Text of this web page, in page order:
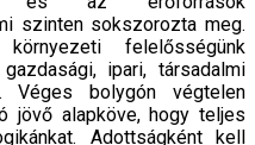
szinten sokszorozta meg.
felelősségünk
ipari, társadalmi
Véges bolygón végtelen
jövő alapköve, hogy teljes
Adottságként kell